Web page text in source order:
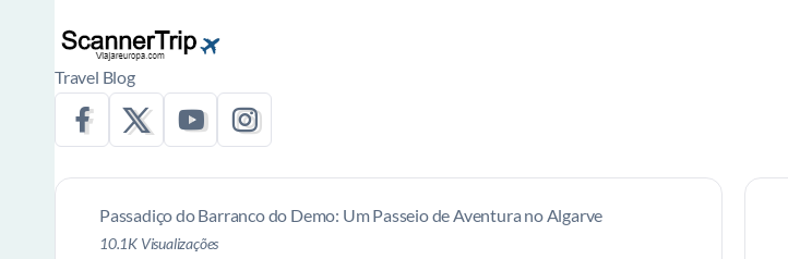
Travel Blog
Passadiço do Barranco do Demo: Um Passeio de Aventura no Algarve
10.1K Visualizações